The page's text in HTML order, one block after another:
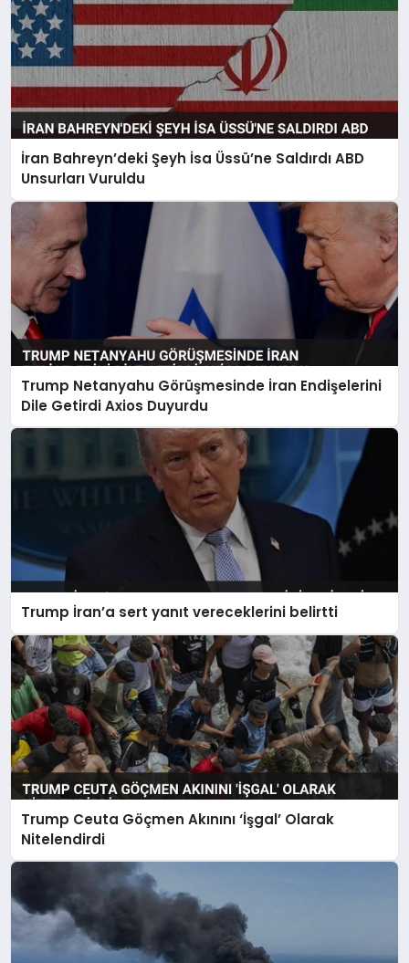
İran Bahreyn’deki Şeyh İsa Üssü’ne Saldırdı ABD
Unsurları Vuruldu
Trump Netanyahu Görüşmesinde İran Endişelerini
Dile Getirdi Axios Duyurdu
Trump İran’a sert yanıt vereceklerini belirtti
Trump Ceuta Göçmen Akınını ‘İşgal’ Olarak
Nitelendirdi